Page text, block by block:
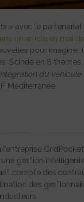
» avec le partenariat
un article en mai
pour imaginer
Scindé en 8
du
Méditerranée.
gestion
compte des
des